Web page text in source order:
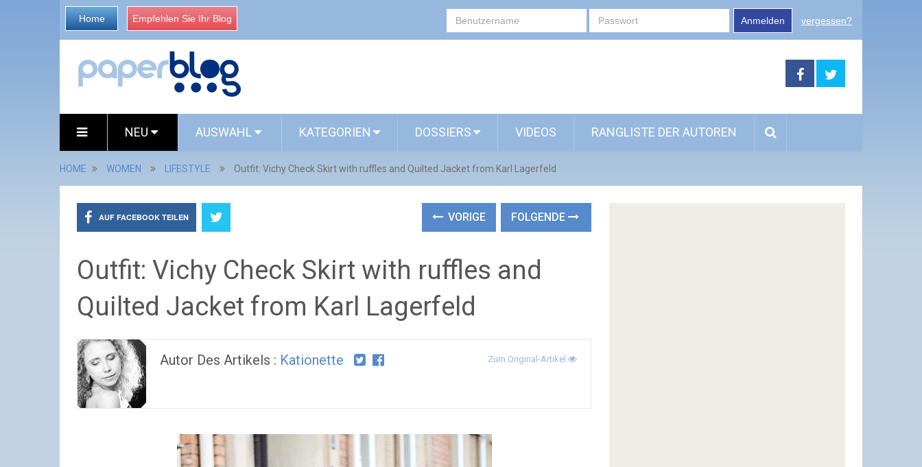
Home Empfehlen Sie Ihr Blog Anmelden vergessen?
NEU AUSWAHL KATEGORIEN DOSSIERS VIDEOS RANGLISTE DER AUTOREN
HOME WOMEN LIFESTYLE Outfit: Vichy Check Skirt with ruffles and Quilted Jacket from Karl Lagerfeld
AUF FACEBOOK TEILEN VORIGE FOLGENDE
Outfit: Vichy Check Skirt with ruffles and
Quilted Jacket from Karl Lagerfeld
Autor Des Artikels : Kationette Zum Original-Artikel